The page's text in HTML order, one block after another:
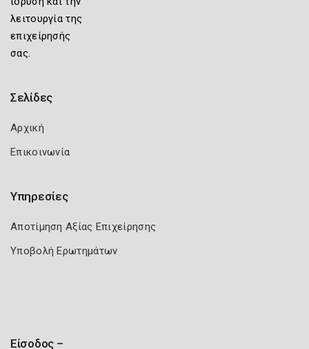
λειτουργία της
επιχείρησής
σας.
Σελίδες
Αρχική
Επικοινωνία
Υπηρεσίες
Αποτίμηση Αξίας Επιχείρησης
Υποβολή Ερωτημάτων
Είσοδος –